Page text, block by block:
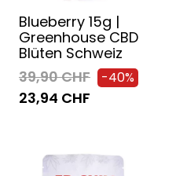
Blueberry 15g |
Greenhouse CBD
Blüten Schweiz
39,90 CHF
-40%
23,94 CHF